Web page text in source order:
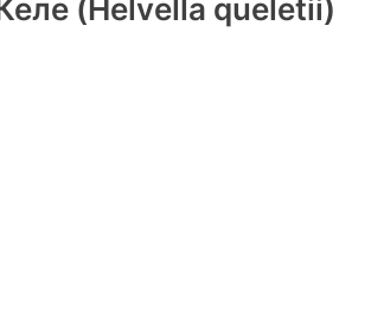
(Helvella queletii)